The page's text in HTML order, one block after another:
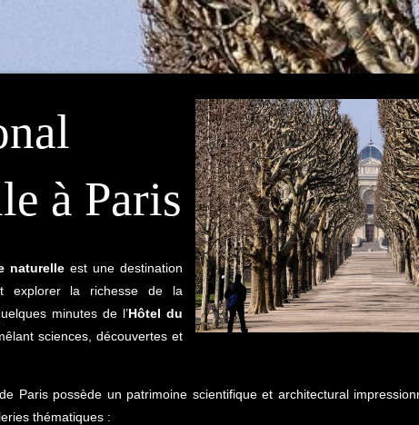
à Paris
naturelleest une destination
explorer la richesse de la
minutes de l’Hôtel du
sciences, découvertes et
Paris possède un patrimoine scientifique et architectural
thématiques :